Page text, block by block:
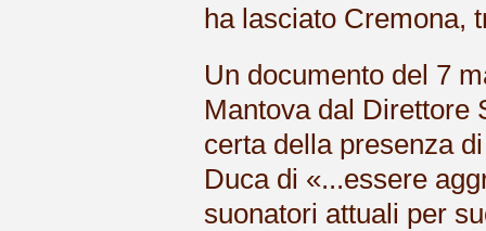
ha lasciato Cremona,
Un documento del 7
Mantova dal Direttore
certa della presenza
Duca di «...essere
suonatori attuali per